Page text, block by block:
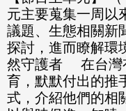
元主要蒐集一周以
議題、生態相關新
探討，進而瞭解環
然守護者 在台灣
育，默默付出的推
式，介紹他們的相